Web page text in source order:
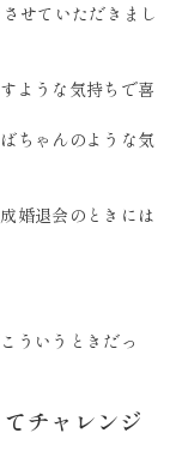
せていただきまし
ような気持ちで喜
ちゃんのような気
婚退会のときには
ういうときだっ
チャレンジ